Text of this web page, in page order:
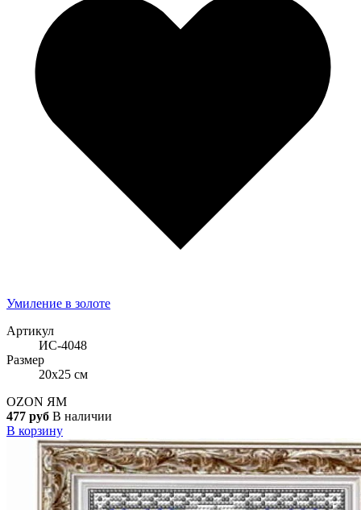
Умиление в золоте
Артикул
ИС-4048
Размер
20x25 см
OZON ЯМ
477 руб В наличии
В корзину